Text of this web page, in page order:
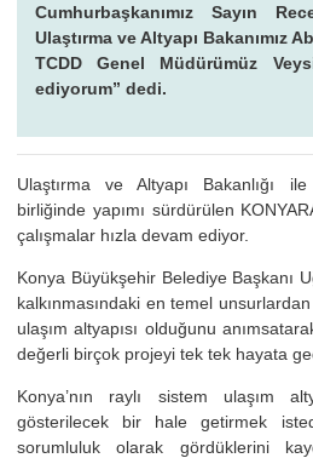
Cumhurbaşkanımız Sayın
Ulaştırma ve Altyapı Bakanımız
TCDD Genel Müdürümüz
ediyorum” dedi.
Ulaştırma ve Altyapı Bakanlığı
birliğinde yapımı sürdürülen
çalışmalar hızla devam ediyor.
Konya Büyükşehir Belediye Başkanı
kalkınmasındaki en temel
ulaşım altyapısı olduğunu
değerli birçok projeyi tek tek hayata
Konya’nın raylı sistem ulaşım
gösterilecek bir hale getirmek
sorumluluk olarak gördüklerini